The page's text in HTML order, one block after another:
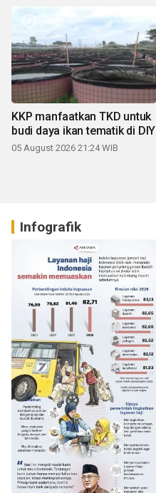
KKP manfaatkan TKD untuk
budi daya ikan tematik di DIY
05 August 2026 21:24 WIB
Infografik